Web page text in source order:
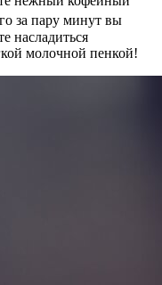
за пару минут вы
насладиться
молочной пенкой!